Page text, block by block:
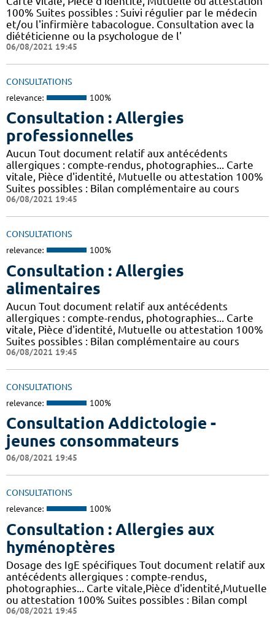
100% Suites possibles : Suivi régulier par le médecin
et/ou l'infirmière tabacologue. Consultation avec la
diététicienne ou la psychologue de l'
06/08/2021 19:45
CONSULTATIONS
relevance: 100%
Consultation : Allergies
professionnelles
Aucun Tout document relatif aux antécédents
allergiques : compte-rendus, photographies... Carte
vitale, Pièce d'identité, Mutuelle ou attestation 100%
Suites possibles : Bilan complémentaire au cours
06/08/2021 19:45
CONSULTATIONS
relevance: 100%
Consultation : Allergies
alimentaires
Aucun Tout document relatif aux antécédents
allergiques : compte-rendus, photographies... Carte
vitale, Pièce d'identité, Mutuelle ou attestation 100%
Suites possibles : Bilan complémentaire au cours
06/08/2021 19:45
CONSULTATIONS
relevance: 100%
Consultation Addictologie -
jeunes consommateurs
06/08/2021 19:45
CONSULTATIONS
relevance: 100%
Consultation : Allergies aux
hyménoptères
Dosage des IgE spécifiques Tout document relatif aux
antécédents allergiques : compte-rendus,
photographies... Carte vitale,Pièce d'identité,Mutuelle
ou attestation 100% Suites possibles : Bilan compl
06/08/2021 19:45